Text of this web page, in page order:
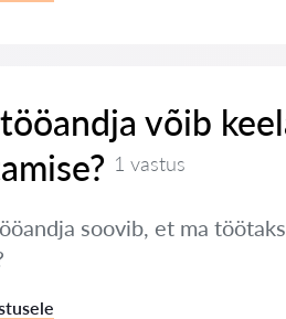
võib
1 vastus
soovib, et ma